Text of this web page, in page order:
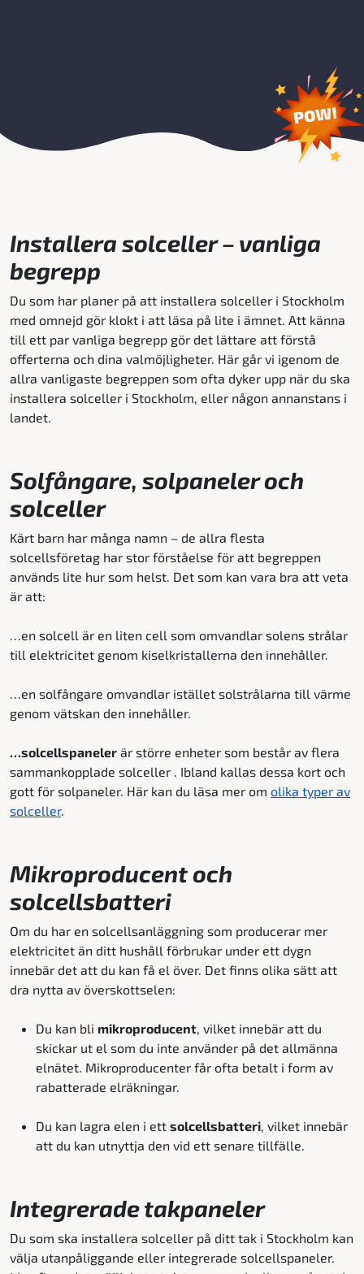
Installera solceller – vanliga
begrepp
Du som har planer på att installera solceller i Stockholm
med omnejd gör klokt i att läsa på lite i ämnet. Att känna
till ett par vanliga begrepp gör det lättare att förstå
offerterna och dina valmöjligheter. Här går vi igenom de
allra vanligaste begreppen som ofta dyker upp när du ska
installera solceller i Stockholm, eller någon annanstans i
landet.
Solfångare, solpaneler och
solceller
Kärt barn har många namn – de allra flesta
solcellsföretag har stor förståelse för att begreppen
används lite hur som helst. Det som kan vara bra att veta
är att:
…en solcell är en liten cell som omvandlar solens strålar
till elektricitet genom kiselkristallerna den innehåller.
…en solfångare omvandlar istället solstrålarna till värme
genom vätskan den innehåller.
…solcellspaneler är större enheter som består av flera
sammankopplade solceller . Ibland kallas dessa kort och
gott för solpaneler. Här kan du läsa mer om olika typer av
solceller.
Mikroproducent och
solcellsbatteri
Om du har en solcellsanläggning som producerar mer
elektricitet än ditt hushåll förbrukar under ett dygn
innebär det att du kan få el över. Det finns olika sätt att
dra nytta av överskottselen:
Du kan bli mikroproducent, vilket innebär att du
skickar ut el som du inte använder på det allmänna
elnätet. Mikroproducenter får ofta betalt i form av
rabatterade elräkningar.
Du kan lagra elen i ett solcellsbatteri, vilket innebär
att du kan utnyttja den vid ett senare tillfälle.
Integrerade takpaneler
Du som ska installera solceller på ditt tak i Stockholm kan
välja utanpåliggande eller integrerade solcellspaneler.